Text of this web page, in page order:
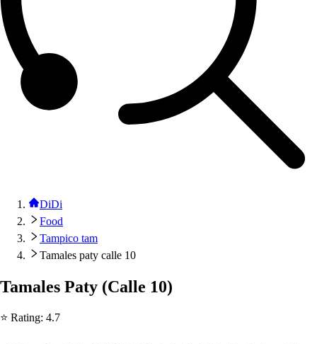
DiDi
Food
Tampico tam
Tamales paty calle 10
Tamales Paty (Calle 10)
⭐ Rating: 4.7